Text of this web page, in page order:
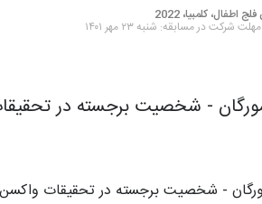
کلمبیا، 2022
مهلت شرکت در مسابقه: شنبه ۲۳ مهر ۱۴۰۱
مورگان - شخصیت برجسته در
مورگان - شخصیت برجسته در تحقیقات